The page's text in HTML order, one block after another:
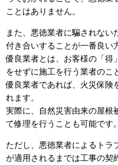
ことはありません。
また、悪徳業者に騙されな
付き合いすることが一番良い
優良業者とは、お客様の「得
をせずに施工を行う業者のこ
優良業者であれば、火災保険
れます。
実際に、自然災害由来の屋根
て修理を行うことも可能です。
ただし、悪徳業者によるトラ
が適用されるまでは工事の契